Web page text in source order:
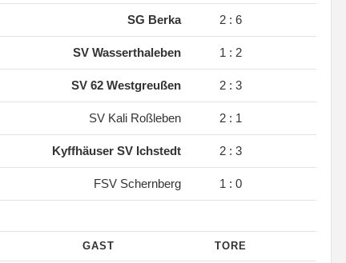
SG Berka 2 : 6
SV Wasserthaleben 1 : 2
SV 62 Westgreußen 2 : 3
SV Kali Roßleben 2 : 1
Kyffhäuser SV Ichstedt 2 : 3
FSV Schernberg 1 : 0
GAST TORE